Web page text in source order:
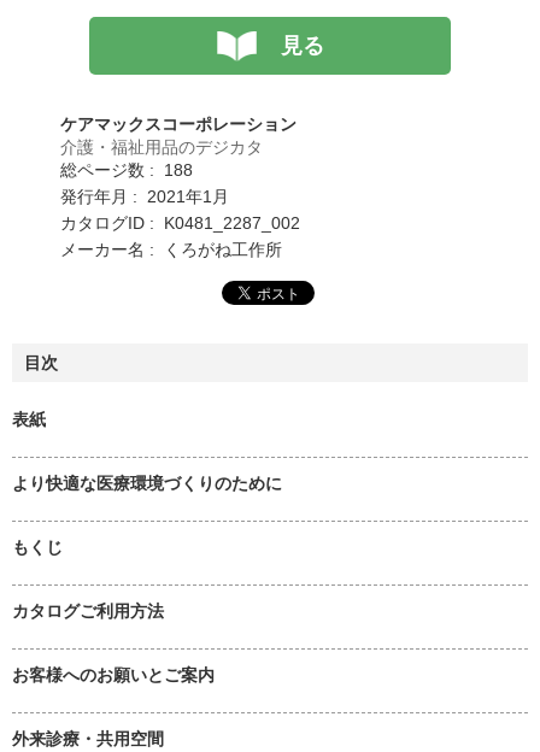
見る
ケアマックスコーポレーション
介護・福祉用品のデジカタ
総ページ数 : 188
発行年月 : 2021年1月
カタログID : K0481_2287_002
メーカー名 : くろがね工作所
目次
表紙
より快適な医療環境づくりのために
もくじ
カタログご利用方法
お客様へのお願いとご案内
外来診療・共用空間